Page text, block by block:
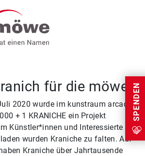
SPENDEN
für die möwe
2020 wurde im kunstraum arcade
+ 1 KRANICHE ein Projekt
Künstler*innen und Interessierte
wurden Kraniche zu falten. Auf
Kraniche über Jahrtausende